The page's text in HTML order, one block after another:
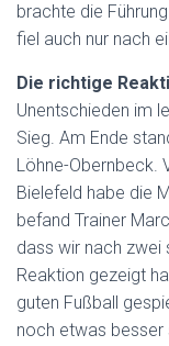
brachte die
fiel auch nur nach
Die richtige
Unentschieden im
Sieg. Am Ende
Löhne-Obernbeck.
Bielefeld habe die
befand Trainer
dass wir nach zwei
Reaktion gezeigt
guten Fußball
noch etwas besser